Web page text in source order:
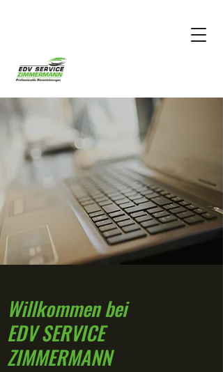
Willkommen bei
EDV SERVICE
ZIMMERMANN